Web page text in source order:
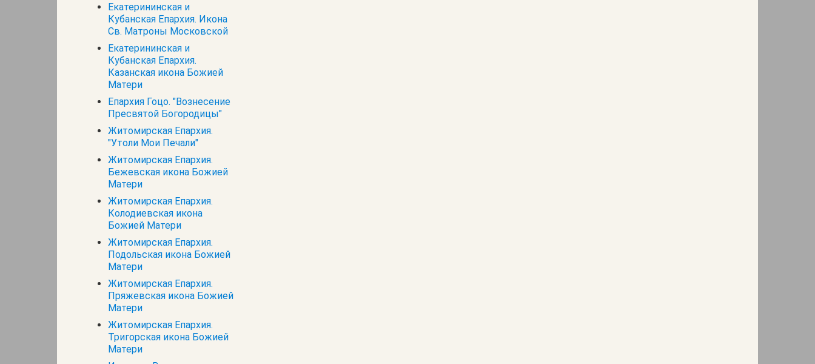
Екатерининская и
Кубанская Епархия. Икона
Св. Матроны Московской
Екатерининская и
Кубанская Епархия.
Казанская икона Божией
Матери
Епархия Гоцо. "Вознесение
Пресвятой Богородицы"
Житомирская Епархия.
"Утоли Мои Печали"
Житомирская Епархия.
Бежевская икона Божией
Матери
Житомирская Епархия.
Колодиевская икона
Божией Матери
Житомирская Епархия.
Подольская икона Божией
Матери
Житомирская Епархия.
Пряжевская икона Божией
Матери
Житомирская Епархия.
Тригорская икона Божией
Матери